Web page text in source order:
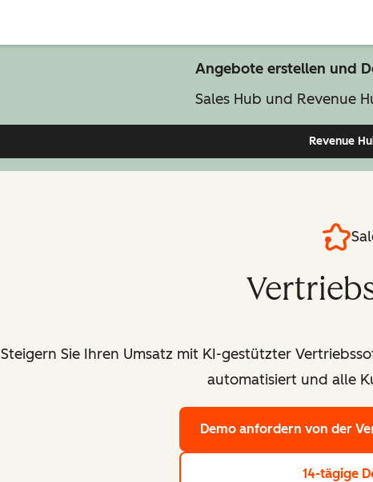
Angebote erstellen und
Sales Hub und Revenue
Revenue
Steigern Sie Ihren Umsatz mit KI-gestützter
automatisiert und alle
Demo anfordern von der
14-tägige